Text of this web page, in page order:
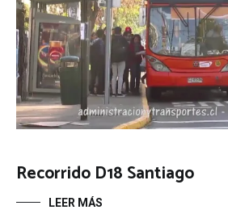
Recorrido D18 Santiago
LEER MÁS